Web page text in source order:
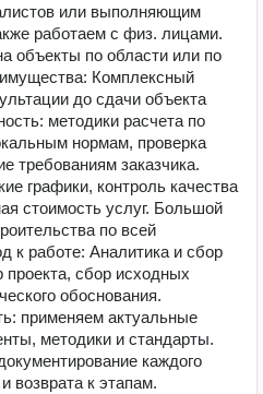
или выполняющим
работаем с физ. лицами.
объекты по области или по
Комплексный
до сдачи объекта
методики расчета по
нормам, проверка
требованиям заказчика.
графики, контроль качества
стоимость услуг. Большой
по всей
к работе: Аналитика и сбор
сбор исходных
обоснования.
применяем актуальные
методики и стандарты.
каждого
возврата к этапам.